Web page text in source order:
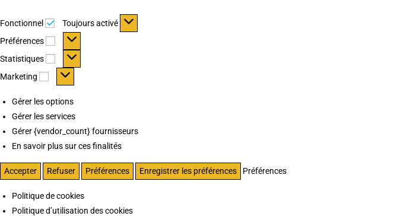
Fonctionnel Fonctionnel
Toujours activé
Préférences
Préférences
Statistiques Statistiques
Marketing Marketing
Gérer les options
Gérer les services
Gérer {vendor_count} fournisseurs
En savoir plus sur ces finalités
Accepter Refuser Préférences Enregistrer les préférences Préférences
Politique de cookies
Politique d’utilisation des cookies